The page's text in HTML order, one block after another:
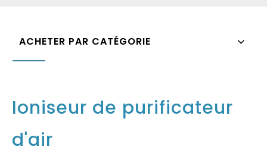
ACHETER PAR CATÉGORIE
Ioniseur de purificateur
d'air